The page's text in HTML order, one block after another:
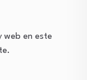
web en este